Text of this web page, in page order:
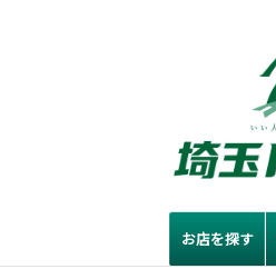
お店を探す